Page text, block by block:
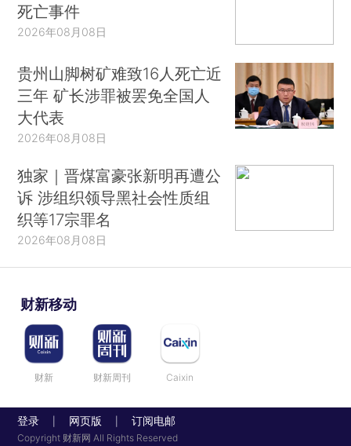
死亡事件
2026年08月08日
贵州山脚树矿难致16人死亡近
三年 矿长涉罪被罢免全国人
大代表
2026年08月08日
独家｜晋煤富豪张新明再遭公
诉 涉组织领导黑社会性质组
织等17宗罪名
2026年08月08日
财新移动
财新 财新周刊 Caixin
登录 网页版 订阅电邮
Copyright 财新网 All Rights Reserved